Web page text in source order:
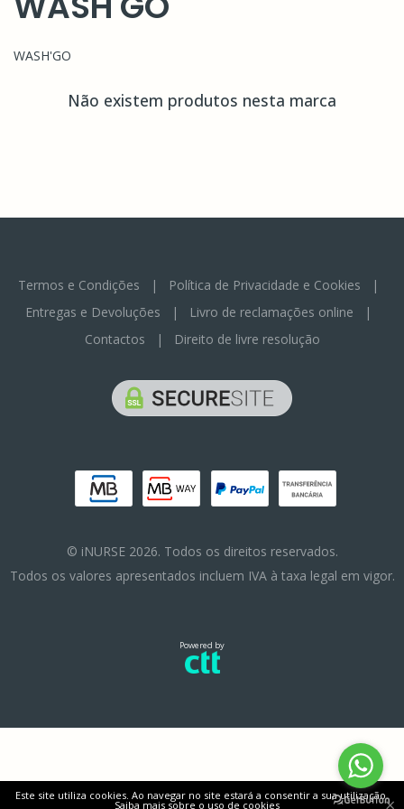
WASH'GO
Não existem produtos nesta marca
Termos e Condições | Política de Privacidade e Cookies |
Entregas e Devoluções | Livro de reclamações online |
Contactos | Direito de livre resolução
© iNURSE 2026. Todos os direitos reservados.
Todos os valores apresentados incluem IVA à taxa legal em vigor.
Powered by
Este site utiliza cookies. Ao navegar no site estará a consentir a sua utilização.
Saiba mais sobre o uso de cookies